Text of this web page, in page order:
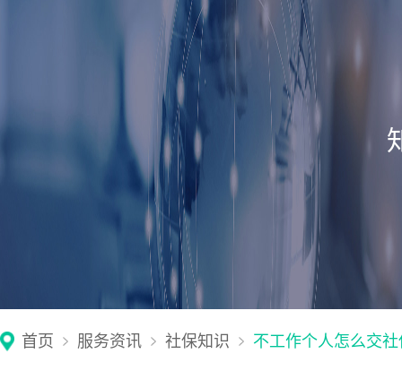
首页 服务资讯 社保知识 不工作个人怎么交社